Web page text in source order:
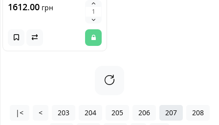
1612.00 грн
|< < 203 204 205 206 207
208